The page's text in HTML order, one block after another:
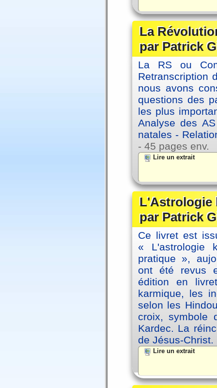
La
par Patrick
La RS ou
Retranscription
nous avons
questions des
les plus
Analyse des
natales -
- 45 pages env.
Lire un extrait
L'Astrologie
par Patrick
Ce livret est
« L'astrologie
pratique »,
ont été revus
édition en
karmique, les
selon les
croix, symbole
Kardec. La
de Jésus-Christ.
Lire un extrait